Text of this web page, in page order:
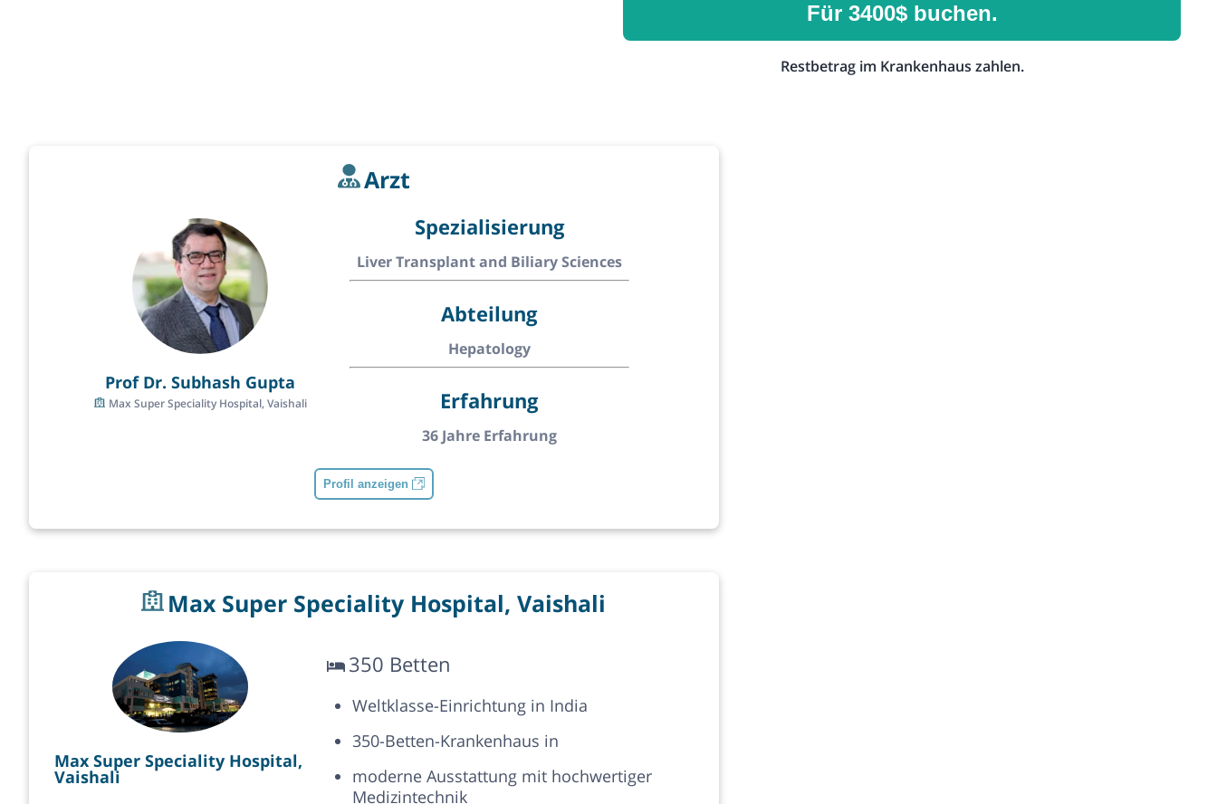
Für 3400$ buchen.
Restbetrag im Krankenhaus zahlen.
Arzt
Prof Dr. Subhash Gupta
Max Super Speciality Hospital, Vaishali
Spezialisierung
Liver Transplant and Biliary Sciences
Abteilung
Hepatology
Erfahrung
36 Jahre Erfahrung
Profil anzeigen
Max Super Speciality Hospital, Vaishali
Max Super Speciality Hospital,
Vaishali
350 Betten
Weltklasse-Einrichtung in India
350-Betten-Krankenhaus in
moderne Ausstattung mit hochwertiger
Medizintechnik